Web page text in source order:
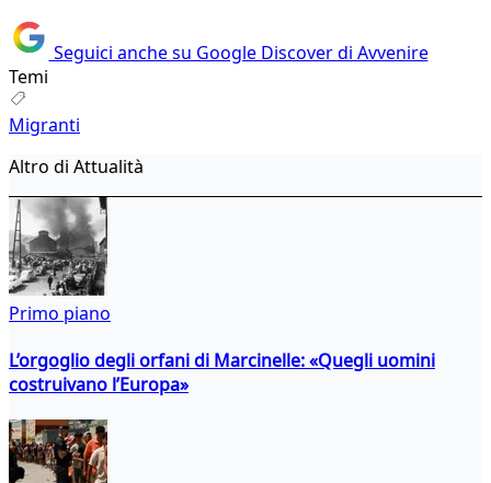
Seguici anche su Google Discover di Avvenire
Temi
Migranti
Altro di Attualità
Primo piano
L’orgoglio degli orfani di Marcinelle: «Quegli uomini
costruivano l’Europa»